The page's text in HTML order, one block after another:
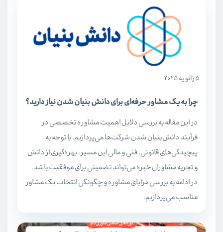
5 ژانویه 2025
چرا به یک مشاور حرفه‌ای برای دانش بنیان شدن نیاز دارید؟
در این مقاله به بررسی دلایل اهمیت مشاوره تخصصی در
فرآیند دانش‌بنیان شدن شرکت‌ها می‌پردازیم. با توجه به
پیچیدگی‌های قانونی، فنی و مالی این مسیر، بهره‌گیری از دانش
و تجربه مشاوران خبره می‌تواند تضمینی برای موفقیت باشد.
در ادامه به بررسی مزایای مشاوره و چگونگی انتخاب یک مشاور
مناسب می‌پردازیم.